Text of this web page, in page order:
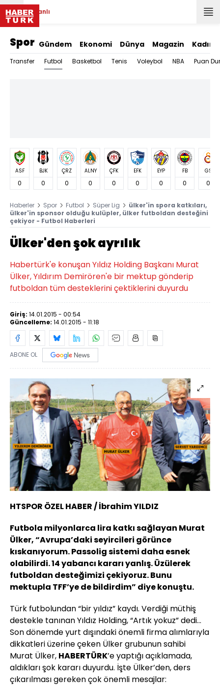
Canlı
Spor Gündem Ekonomi Dünya Magazin Kadın
Transfer Futbol Basketbol Tenis Voleybol NBA Puan
ASF
0
BJK
0
ÇRZ
0
ALNY
0
ÇFK
0
EFK
0
EYP
0
FB
0
GS
0
Haberler Spor Futbol Süper Lig
ülker'in spora katkıları,
ülker'in sponsor olduğu kulüpler, ülker futboldan desteğini
çekiyor - Futbol Haberleri
Ülker'den şok ayrılık
Habertürk'e konuşan Yıldız Holding Başkanı Murat
Ülker, Yıldırım Demirören'e bir mektup gönderip
futboldan tüm desteklerini çektiklerini duyurdu
Giriş: 14.01.2015 - 00:54
Güncelleme: 14.01.2015 - 11:18
ABONE OL
HTSPOR ÖZEL HABER / İbrahim YILDIZ
Futbola milyonlarca lira katkı sağlayan Murat
Ülker, “Avrupa’daki seyircileri görünce
kıskanıyorum. Passolig sistemi daha esnek
olabilirdi. 14 yabancı kararı yanlış. Üzülerek
futboldan desteğimizi çekiyoruz. Bunu
mektupla TFF’ye de bildirdim” diye konuştu.
Türk futbolundan “bir yıldız” kaydı. Verdiği müthiş
destekle tanınan Yıldız Holding, “Artık yokuz” dedi...
Son dönemde yurt dışındaki önemli firma alımlarıyla
dikkatleri üzerine çeken Ülker grubunun sahibi
Murat Ülker, HABERTÜRK’e yaptığı açıklamada,
aldıkları şok kararı duyurdu. İşte Ülker’den, ders
çıkarılması gereken çok önemli mesajlar: